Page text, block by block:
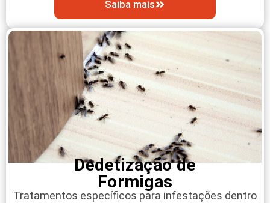
Saiba mais
Dedetização de
Formigas
Tratamentos específicos para infestações dentro